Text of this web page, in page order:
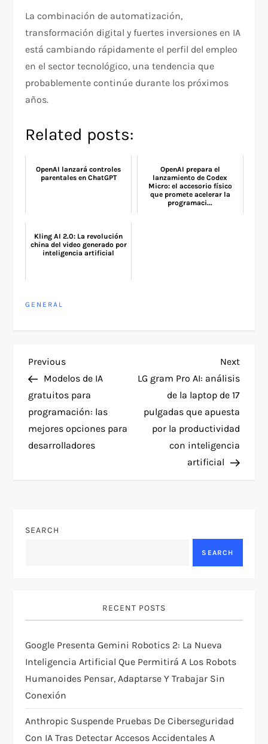
La combinación de automatización,
transformación digital y fuertes inversiones en IA
está cambiando rápidamente el perfil del empleo
en el sector tecnológico, una tendencia que
probablemente continúe durante los próximos
años.
Related posts:
OpenAI lanzará controles
parentales en ChatGPT
OpenAI prepara el
lanzamiento de Codex
Micro: el accesorio físico
que promete acelerar la
programaci...
Kling AI 2.0: La revolución
china del video generado por
inteligencia artificial
GENERAL
P
o
s
t
v
a
t
i
o
n
Previous
Post
Previous
Modelos de IA
gratuitos para
programación: las
mejores opciones para
desarrolladores
Next
Post
Next
LG gram Pro AI: análisis
de la laptop de 17
pulgadas que apuesta
por la productividad
con inteligencia
artificial
SEARCH
SEARCH
RECENT POSTS
Google Presenta Gemini Robotics 2: La Nueva
Inteligencia Artificial Que Permitirá A Los Robots
Humanoides Pensar, Adaptarse Y Trabajar Sin
Conexión
Anthropic Suspende Pruebas De Ciberseguridad
Con IA Tras Detectar Accesos Accidentales A